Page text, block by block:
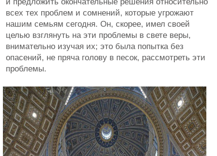
и предложить окончательные решения относительно
всех тех проблем и сомнений, которые угрожают
нашим семьям сегодня. Он, скорее, имел своей
целью взглянуть на эти проблемы в свете веры,
внимательно изучая их; это была попытка без
опасений, не пряча голову в песок, рассмотреть эти
проблемы.